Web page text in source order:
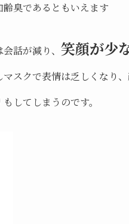
臭であるともいえます
話が減り、 笑顔が少
スクで表情は乏しくなり
もしてしまうのです。